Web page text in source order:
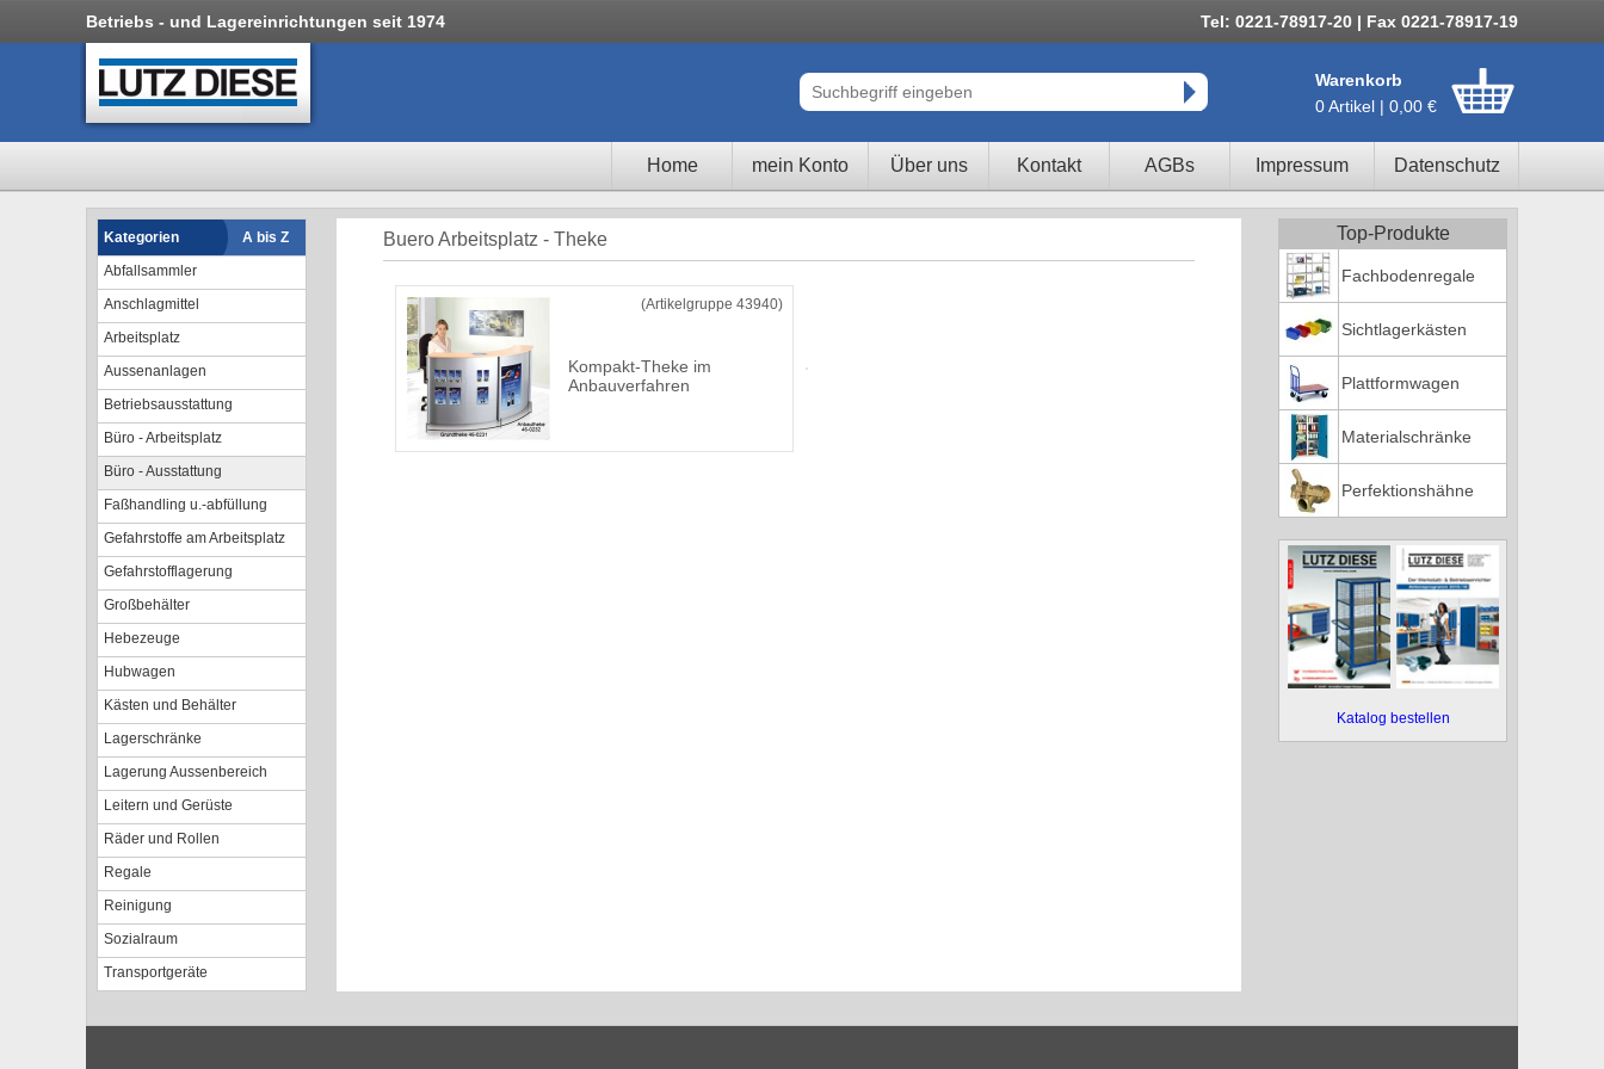
Betriebs - und Lagereinrichtungen seit 1974 Tel: 0221-78917-20 | Fax 0221-78917-19
Warenkorb
0 Artikel | 0,00 €
Home mein Konto Über uns Kontakt AGBs Impressum Datenschutz
Kategorien
A bis Z
Abfallsammler
Anschlagmittel
Arbeitsplatz
Aussenanlagen
Betriebsausstattung
Büro - Arbeitsplatz
Büro - Ausstattung
Faßhandling u.-abfüllung
Gefahrstoffe am Arbeitsplatz
Gefahrstofflagerung
Großbehälter
Hebezeuge
Hubwagen
Kästen und Behälter
Lagerschränke
Lagerung Aussenbereich
Leitern und Gerüste
Räder und Rollen
Regale
Reinigung
Sozialraum
Transportgeräte
Buero Arbeitsplatz - Theke
(Artikelgruppe 43940)
Kompakt-Theke im
Anbauverfahren
Top-Produkte
Fachbodenregale
Sichtlagerkästen
Plattformwagen
Materialschränke
Perfektionshähne
Katalog bestellen